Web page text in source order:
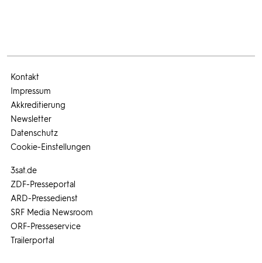
3sat.de
ZDF-Presseportal
ARD-Pressedienst
SRF Media Newsroom
ORF-Presseservice
Trailerportal
Kontakt
Impressum
Akkreditierung
Newsletter
Datenschutz
Cookie-Einstellungen